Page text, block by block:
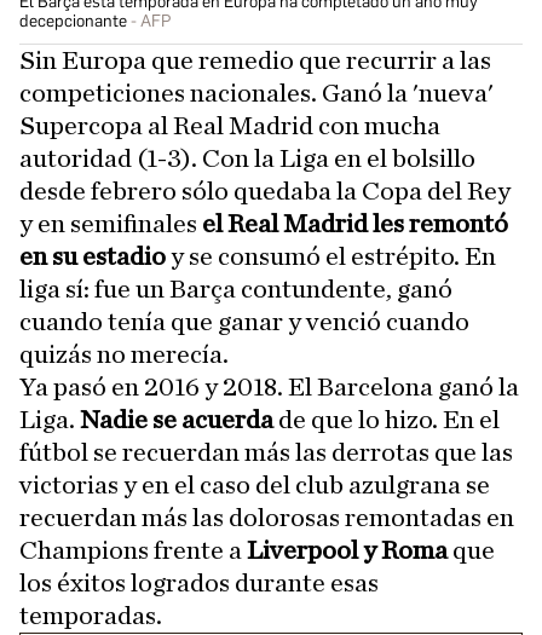
decepcionante
AFP
Sin Europa que remedio que recurrir a las
competiciones nacionales. Ganó la 'nueva'
Supercopa al Real Madrid con mucha
autoridad (1-3). Con la Liga en el bolsillo
desde febrero sólo quedaba la Copa del Rey
y en semifinales el Real Madrid les remontó
en su estadioy se consumó el estrépito. En
liga sí: fue un Barça contundente, ganó
cuando tenía que ganar y venció cuando
quizás no merecía.
Ya pasó en 2016 y 2018. El Barcelona ganó la
Liga. Nadie se acuerdade que lo hizo. En el
fútbol se recuerdan más las derrotas que las
victorias y en el caso del club azulgrana se
recuerdan más las dolorosas remontadas en
Champions frente a Liverpool y Romaque
los éxitos logrados durante esas
temporadas.